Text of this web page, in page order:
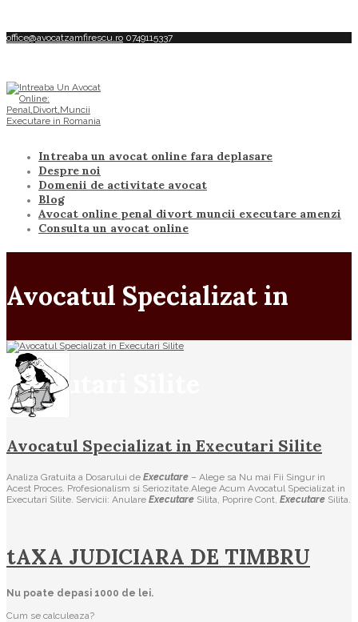
office@avocatzamfirescu.ro 0749115337
Intreaba un avocat online fara deplasare
Despre noi
Domenii de activitate avocat
Blog
Avocat online penal divort muncii executare amenzi
Consulta un avocat online
Avocatul Specializat in
Executari Silite
Avocatul Specializat in Executari Silite
Analiza Gratuita a Dosarului de Executare – Alege sa Nu mai Fii Singur in
Acest Proces. Profesionalism si Seriozitate.Alege Acum Avocatul Specializat in
Executari Silite. Servicii: Anulare Executare Silita, Poprire Cont, Executare Silita.
tAXA JUDICIARA DE TIMBRU
Nu poate depasi 1000 de lei.
Cum se calculeaza?